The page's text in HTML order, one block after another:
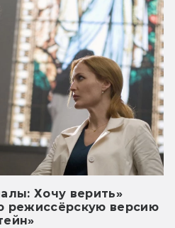
Хочу верить»
режиссёрскую версию